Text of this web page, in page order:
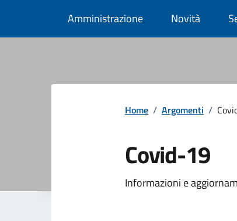
Amministrazione Novità
Home / Argomenti /
Covid-19
Informazioni e